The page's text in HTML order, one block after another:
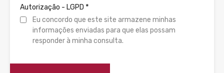
Autorização - LGPD *
Eu concordo que este site armazene minhas
informações enviadas para que elas possam
responder à minha consulta.